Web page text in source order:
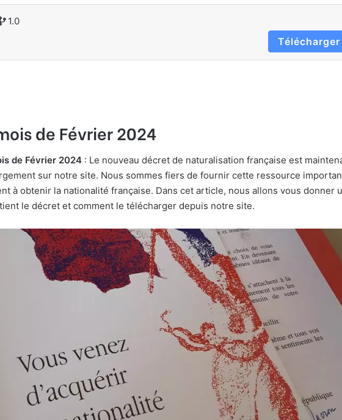
1.0
Télécharger
de Février2024
de Février 2024 : Le nouveau décret de naturalisation française est
sur notre site. Nous sommes fiers de fournir cette ressource
à obtenir la nationalité française. Dans cet article, nous allons vous donner
le décret et comment le télécharger depuis notre site.